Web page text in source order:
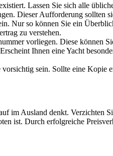
Lassen Sie sich alle
Dieser Aufforderung sollten
Nur so können Sie ein
zu verstehen.
vorliegen. Diese können
Ihnen eine Yacht
sein. Sollte eine
im Ausland denkt.
ist. Durch erfolgreiche